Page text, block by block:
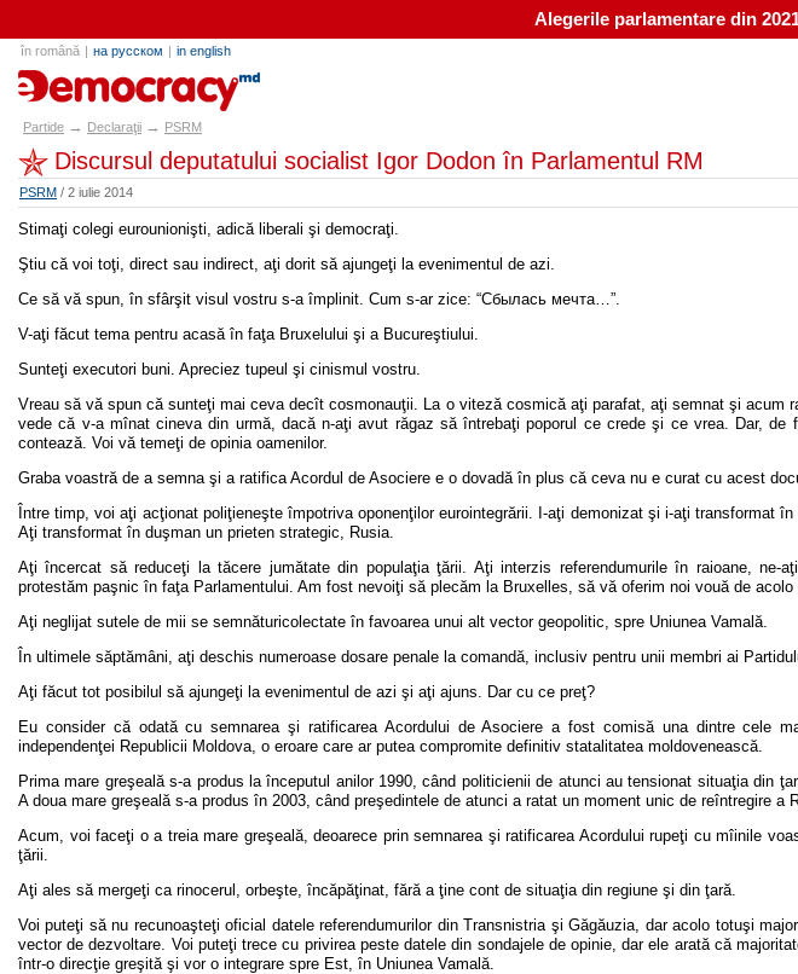
Alegerile parlamentare din
în română | на русском | in english
partide.md
Partide → Declaraţii → PSRM
Discursul deputatului socialist Igor Dodon în Parlamentul RM
PSRM / 2 iulie 2014
Stimaţi colegi eurounionişti, adică liberali şi democraţi.
Ştiu că voi toţi, direct sau indirect, aţi dorit să ajungeţi la evenimentul de azi.
Ce să vă spun, în sfârşit visul vostru s-a împlinit. Cum s-ar zice: “Сбылась мечта…”.
V-aţi făcut tema pentru acasă în faţa Bruxelului şi a Bucureştiului.
Sunteţi executori buni. Apreciez tupeul şi cinismul vostru.
Vreau să vă spun că sunteţi mai ceva decît cosmonauţii. La o viteză cosmică aţi parafat, aţi semnat şi acum
vede că v-a mînat cineva din urmă, dacă n-aţi avut răgaz să întrebaţi poporul ce crede şi ce vrea. Dar, de
contează. Voi vă temeţi de opinia oamenilor.
Graba voastră de a semna şi a ratifica Acordul de Asociere e o dovadă în plus că ceva nu e curat cu acest
Între timp, voi aţi acţionat poliţieneşte împotriva oponenţilor eurointegrării. I-aţi demonizat şi i-aţi transformat
Aţi transformat în duşman un prieten strategic, Rusia.
Aţi încercat să reduceţi la tăcere jumătate din populaţia ţării. Aţi interzis referendumurile în raioane, ne-
protestăm paşnic în faţa Parlamentului. Am fost nevoiţi să plecăm la Bruxelles, să vă oferim noi vouă de
Aţi neglijat sutele de mii se semnăturicolectate în favoarea unui alt vector geopolitic, spre Uniunea Vamală.
În ultimele săptămâni, aţi deschis numeroase dosare penale la comandă, inclusiv pentru unii membri ai
Aţi făcut tot posibilul să ajungeţi la evenimentul de azi şi aţi ajuns. Dar cu ce preţ?
Eu consider că odată cu semnarea şi ratificarea Acordului de Asociere a fost comisă una dintre cele
independenţei Republicii Moldova, o eroare care ar putea compromite definitiv statalitatea moldovenească.
Prima mare greşeală s-a produs la începutul anilor 1990, când politicienii de atunci au tensionat situaţia din
A doua mare greşeală s-a produs în 2003, când preşedintele de atunci a ratat un moment unic de reîntregire a
Acum, voi faceţi o a treia mare greşeală, deoarece prin semnarea şi ratificarea Acordului rupeţi cu mîinile
ţării.
Aţi ales să mergeţi ca rinocerul, orbeşte, încăpăţinat, fără a ţine cont de situaţia din regiune şi din ţară.
Voi puteţi să nu recunoaşteţi oficial datele referendumurilor din Transnistria şi Găgăuzia, dar acolo totuşi
vector de dezvoltare. Voi puteţi trece cu privirea peste datele din sondajele de opinie, dar ele arată că
într-o direcţie greşită şi vor o integrare spre Est, în Uniunea Vamală.